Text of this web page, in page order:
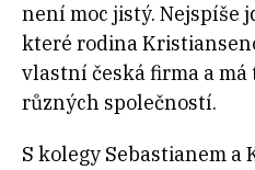
není moc jistý. Nejspíše
které rodina
vlastní česká firma a
různých společností.
S kolegy Sebastianem a